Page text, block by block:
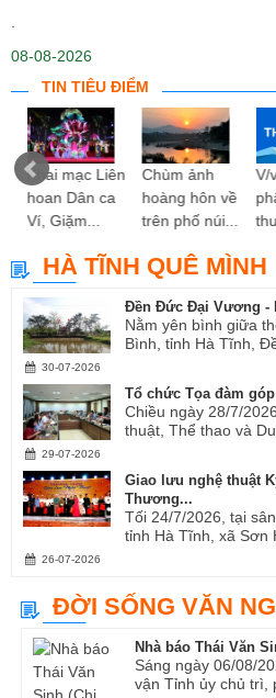
08-08-2026
TIN TIÊU ĐIỂM
Khai mạc Liên
hoan Dân ca
Ví, Giặm...
Chùm ảnh
hoàng hôn về
trên phố núi...
V/
HÀ TĨNH QUÊ MÌNH
Đền Đức Đại Vương -
Nằm yên bình giữa
Bình, tỉnh Hà Tĩnh,
30-07-2026
Tổ chức Tọa đàm
Chiều ngày 28/7/
thuật, Thể thao và Du
29-07-2026
Giao lưu nghệ thuật
Thương...
Tối 24/7/2026, tại
tỉnh Hà Tĩnh, xã Sơn
26-07-2026
ĐỜI SỐNG VĂN
Nhà báo Thái Văn
Sáng ngày 06/08/
vận Tỉnh ủy chủ trì,